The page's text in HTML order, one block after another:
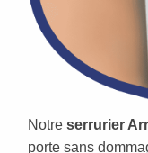
Notre serrurier
porte sans